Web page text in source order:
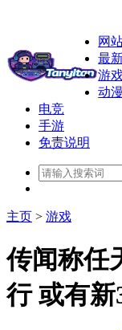
网
最
游
动漫
电竞
手游
免责说明
主页 > 游戏
传闻称任
行 或有新